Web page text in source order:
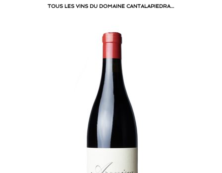
TOUS LES VINS DU DOMAINE CANTALAPIEDRA…